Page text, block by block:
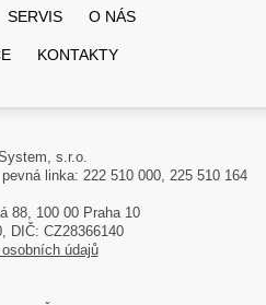
SERVIS O NÁS
KONTAKTY
s.r.o.
pevná linka: 222 510 000, 225 510 164
88, 100 00 Praha 10
DIČ: CZ28366140
údajů